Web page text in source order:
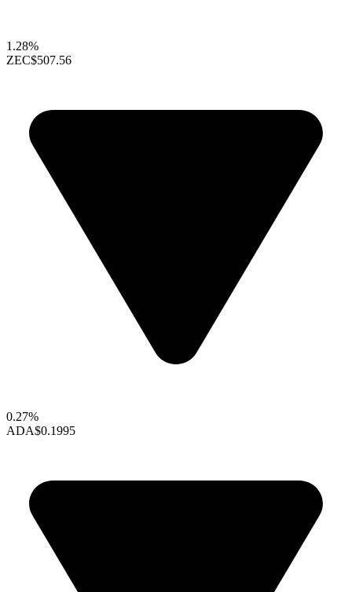
1.28%
ZEC$507.56
0.27%
ADA$0.1995